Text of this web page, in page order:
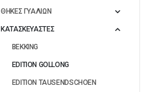
ΘΗΚΕΣ ΓΥΑΛΙΩΝ
ΚΑΤΑΣΚΕΥΑΣΤΕΣ
BEKKING
EDITION GOLLONG
EDITION TAUSENDSCHOEN